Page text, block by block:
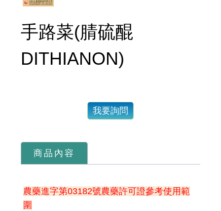
手路菜(腈硫醌
DITHIANON)
我要詢問
商品內容
農藥進字第03182號農藥許可證參考使用範
圍